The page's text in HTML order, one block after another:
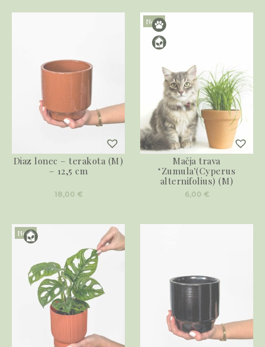
Diaz lonec – terakota (M)
– 12,5 cm
18,00 €
Novo
Mačja trava
‘Zumula'(Cyperus
alternifolius) (M)
6,00 €
Novo